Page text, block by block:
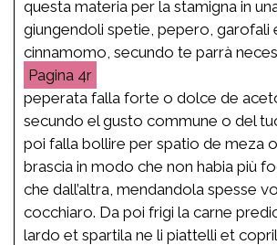
questa materia per la stamigna in
giungendoli spetie, pepero, garofali
cinnamomo, secundo te parrà
4r
peperata falla forte o dolce de
secundo el gusto commune o del
poi falla bollire per spatio de meza
brascia in modo che non habia più
che dall’altra, mendandola spesse
cocchiaro. Da poi frigi la carne
lardo et spartila ne li piattelli et